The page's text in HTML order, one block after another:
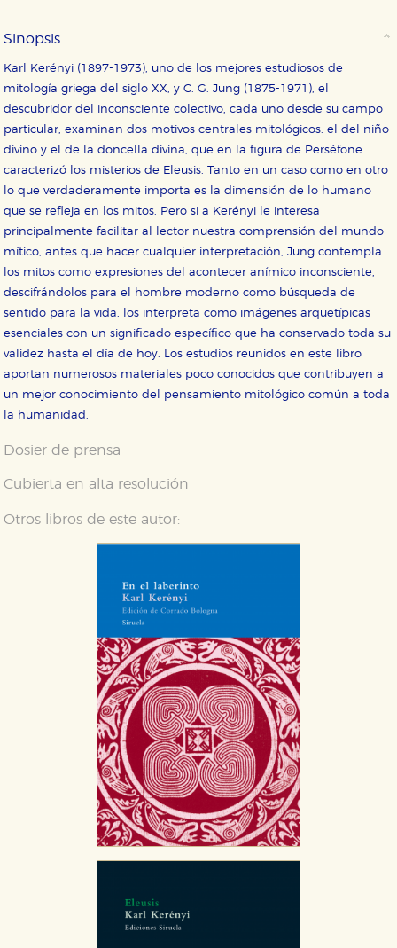
Sinopsis
Karl Kerényi (1897-1973), uno de los mejores estudiosos de
mitología griega del siglo XX, y C. G. Jung (1875-1971), el
descubridor del inconsciente colectivo, cada uno desde su campo
particular, examinan dos motivos centrales mitológicos: el del niño
divino y el de la doncella divina, que en la figura de Perséfone
caracterizó los misterios de Eleusis. Tanto en un caso como en otro
lo que verdaderamente importa es la dimensión de lo humano
que se refleja en los mitos. Pero si a Kerényi le interesa
principalmente facilitar al lector nuestra comprensión del mundo
mítico, antes que hacer cualquier interpretación, Jung contempla
los mitos como expresiones del acontecer anímico inconsciente,
descifrándolos para el hombre moderno como búsqueda de
sentido para la vida, los interpreta como imágenes arquetípicas
esenciales con un significado específico que ha conservado toda su
validez hasta el día de hoy. Los estudios reunidos en este libro
aportan numerosos materiales poco conocidos que contribuyen a
un mejor conocimiento del pensamiento mitológico común a toda
la humanidad.
Dosier de prensa
Cubierta en alta resolución
Otros libros de este autor:
CONFIGURACIÓN DE COOKIES
Estas cookies son necesarias para que nuestro sitio
nuestro sistema. Es posible hacerlo desde el
correctamente.
Cookies de rendimiento y analíticas
de navegación y optimizar el funcionamiento de
nuestro sitio web. Almacenan configuraciones de
servicios para que no tenga que reconfigurarlos cada
vez que nos visita. La información es agregada y, por lo
tanto, es anónima.
Cookies de publicidad y redes sociales
Estas cookies son gestionadas por nuestros socios
publicitarios y se utilizan para mostrar publicidad
relevante para sus intereses en otros sitios. No
almacenan directamente información personal sino
que se basan en la identificación única de su
navegador y dispositivo de internet.
GUARDAR CONFIGURACIÓN
Puede consultar nuestra política de cookies